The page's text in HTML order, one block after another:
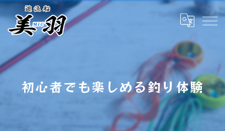
初心者でも楽しめる釣り体験